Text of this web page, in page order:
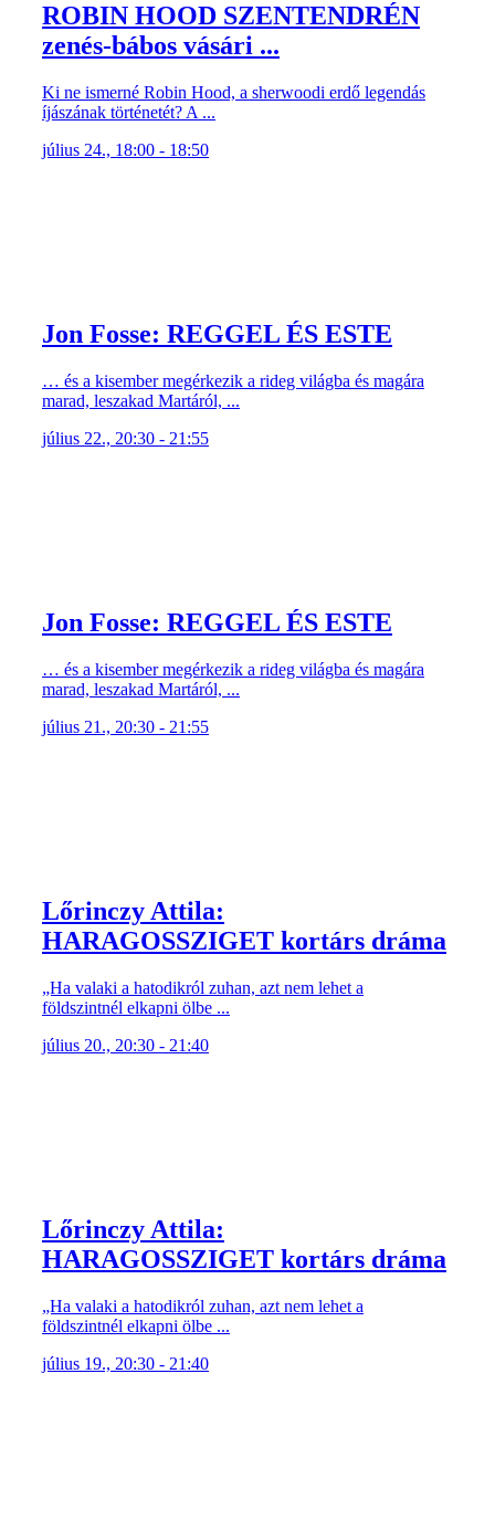
ROBIN HOOD SZENTENDRÉN
zenés-bábos vásári ...
Ki ne ismerné Robin Hood, a sherwoodi erdő legendás
íjászának történetét? A ...
július 24., 18:00 - 18:50
Jon Fosse: REGGEL ÉS ESTE
… és a kisember megérkezik a rideg világba és magára
marad, leszakad Martáról, ...
július 22., 20:30 - 21:55
Jon Fosse: REGGEL ÉS ESTE
… és a kisember megérkezik a rideg világba és magára
marad, leszakad Martáról, ...
július 21., 20:30 - 21:55
Lőrinczy Attila:
HARAGOSSZIGET kortárs dráma
„Ha valaki a hatodikról zuhan, azt nem lehet a
földszintnél elkapni ölbe ...
július 20., 20:30 - 21:40
Lőrinczy Attila:
HARAGOSSZIGET kortárs dráma
„Ha valaki a hatodikról zuhan, azt nem lehet a
földszintnél elkapni ölbe ...
július 19., 20:30 - 21:40